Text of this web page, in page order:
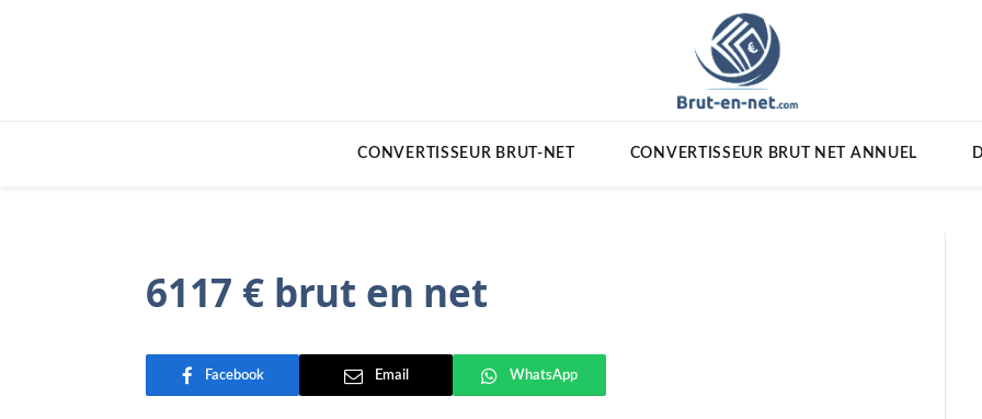
CONVERTISSEUR BRUT-NET CONVERTISSEUR BRUT NET ANNUEL
6117 € brut en net
Facebook Email WhatsApp